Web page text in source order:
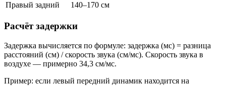
Правый задний
140–170 см
Расчёт задержки
Задержка вычисляется по формуле: задержка (мс) = разница
расстояний (см) / скорость звука (см/мс). Скорость звука в
воздухе — примерно 34,3 см/мс.
Пример: если левый передний динамик находится на